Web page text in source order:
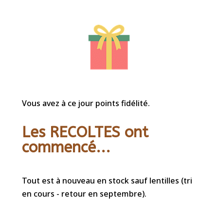
Vous avez à ce jour points fidélité.
Les RECOLTES ont
commencé...
Tout est à nouveau en stock sauf lentilles (tri
en cours - retour en septembre).